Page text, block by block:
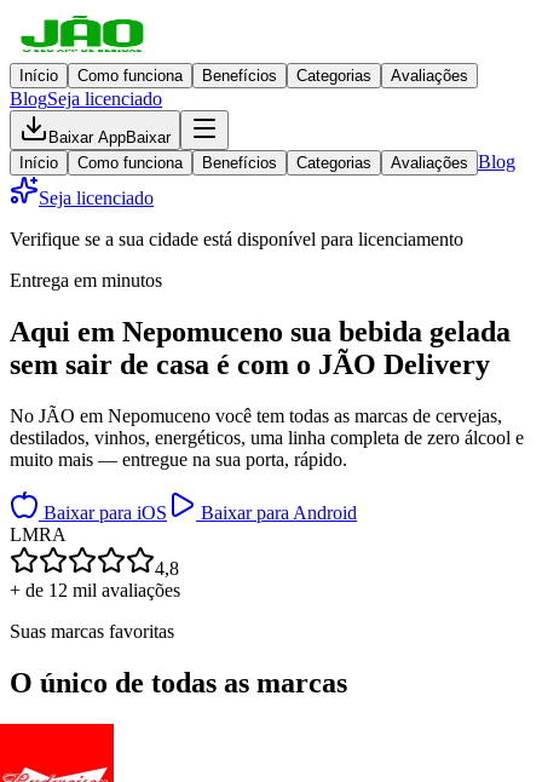
Início Como funciona Benefícios Categorias Avaliações
BlogSeja licenciado
Baixar AppBaixar
Início
Como funciona Benefícios Categorias Avaliações Blog
Seja licenciado
Verifique se a sua cidade está disponível para licenciamento
Entrega em minutos
Aqui em Nepomuceno sua bebida gelada
sem sair de casa é com o JÃO Delivery
No JÃO em Nepomuceno você tem todas as marcas de cervejas,
destilados, vinhos, energéticos, uma linha completa de zero álcool e
muito mais — entregue na sua porta, rápido.
Baixar para iOS
Baixar para Android
LMRA
4,8
+ de 12 mil avaliações
Suas marcas favoritas
O único de todas as marcas